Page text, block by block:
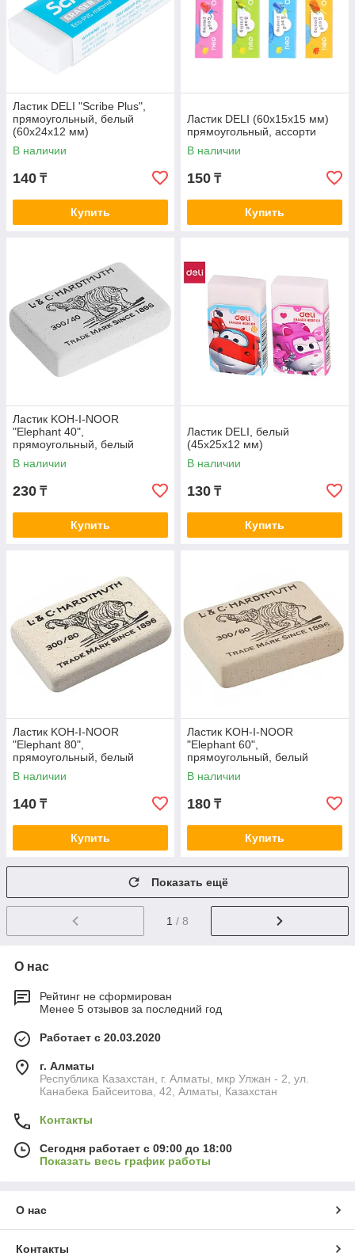
Ластик DELI "Scribe Plus",
прямоугольный, белый
(60х24х12 мм)
В наличии
140 ₸
Купить
Ластик DELI (60х15х15 мм)
прямоугольный, ассорти
В наличии
150 ₸
Купить
Ластик KOH-I-NOOR
"Elephant 40",
прямоугольный, белый
(36х23х8 мм)
В наличии
230 ₸
Купить
Ластик DELI, белый
(45х25х12 мм)
В наличии
130 ₸
Купить
Ластик KOH-I-NOOR
"Elephant 80",
прямоугольный, белый
(26х19х8 мм)
В наличии
140 ₸
Купить
Ластик KOH-I-NOOR
"Elephant 60",
прямоугольный, белый
(31х21х8 мм)
В наличии
180 ₸
Купить
Показать ещё
1 / 8
О нас
Рейтинг не сформирован
Менее 5 отзывов за последний год
Работает с 20.03.2020
г. Алматы
Республика Казахстан, г. Алматы, мкр Улжан - 2, ул.
Канабека Байсеитова, 42, Алматы, Казахстан
Контакты
Сегодня работает с 09:00 до 18:00
Показать весь график работы
О нас
Контакты